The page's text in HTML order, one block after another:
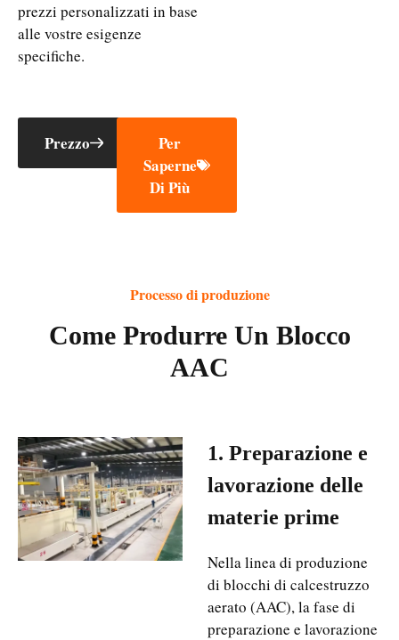
prezzi personalizzati in base
alle vostre esigenze
specifiche.
Prezzo
Per
Saperne
Di Più
Processo di produzione
Come Produrre Un Blocco
AAC
1. Preparazione e
lavorazione delle
materie prime
Nella linea di produzione
di blocchi di calcestruzzo
aerato (AAC), la fase di
preparazione e lavorazione